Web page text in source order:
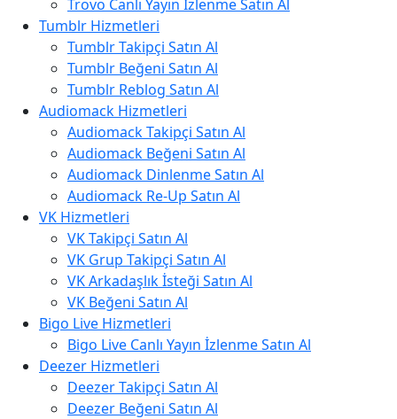
Trovo Canlı Yayın İzlenme Satın Al
Tumblr Hizmetleri
Tumblr Takipçi Satın Al
Tumblr Beğeni Satın Al
Tumblr Reblog Satın Al
Audiomack Hizmetleri
Audiomack Takipçi Satın Al
Audiomack Beğeni Satın Al
Audiomack Dinlenme Satın Al
Audiomack Re-Up Satın Al
VK Hizmetleri
VK Takipçi Satın Al
VK Grup Takipçi Satın Al
VK Arkadaşlık İsteği Satın Al
VK Beğeni Satın Al
Bigo Live Hizmetleri
Bigo Live Canlı Yayın İzlenme Satın Al
Deezer Hizmetleri
Deezer Takipçi Satın Al
Deezer Beğeni Satın Al